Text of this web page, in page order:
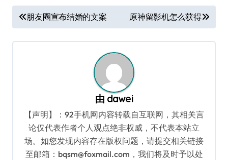
文
章
导
朋友圈宣布结婚的文案 原神留影机怎么获得
由 dawei
【声明】：92手机网内容转载自互联网，其相关言
论仅代表作者个人观点绝非权威，不代表本站立
场。如您发现内容存在版权问题，请提交相关链接
至邮箱：bqsm@foxmail.com，我们将及时予以处